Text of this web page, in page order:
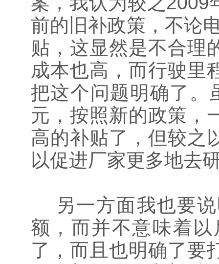
前的旧补政策，不论
贴，这显然是不合理
成本也高，而行驶里
把这个问题明确了。
元，按照新的政策，
高的补贴了，但较之
以促进厂家更多地去
另一方面我也要说
额，而并不意味着
了，而且也明确了要